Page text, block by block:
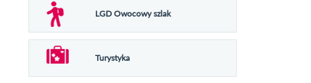
LGD Owocowy szlak
Turystyka